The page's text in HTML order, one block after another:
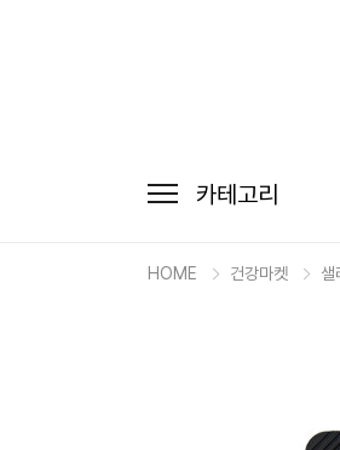
카테고리
HOME 건강마켓 샐